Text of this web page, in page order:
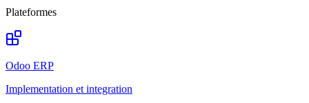
Plateformes
Odoo ERP
Implementation et integration